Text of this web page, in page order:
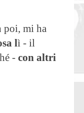
poi, mi ha
lì - il
- con altri